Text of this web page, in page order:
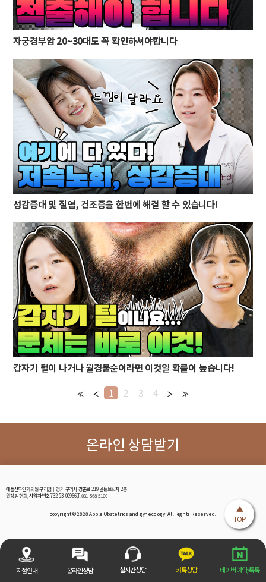
자궁경부암 20~30대도 꼭 확인하셔야합니다
성감증대 및 질염, 건조증을 한번에 해결 할 수 있습니다!
갑자기 털이 나거나 월경불순이라면 이것일 확률이 높습니다!
1 2 3 4
온라인 상담받기
애플산부인과의원 구리점│경기 구리시 경춘로 219 골든브릿지 2층
원장:김현희, 사업자번호:732-53-00966,T:031-568-5100
copyright © 2020 Apple Obstetrics and gynecology. All Rights Reserved.
지점안내 온라인상담 실시간상담 카톡상담 네이버 예약/톡톡
▲
TOP